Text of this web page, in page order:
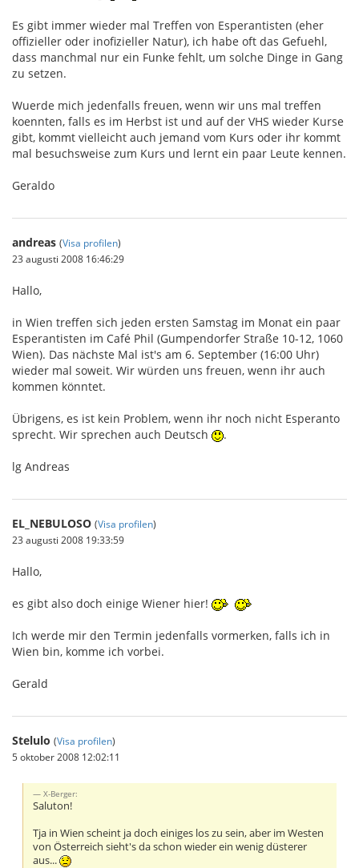
Es gibt immer wieder mal Treffen von Esperantisten (eher
offizieller oder inofizieller Natur), ich habe oft das Gefuehl,
dass manchmal nur ein Funke fehlt, um solche Dinge in Gang
zu setzen.
Wuerde mich jedenfalls freuen, wenn wir uns mal treffen
koennten, falls es im Herbst ist und auf der VHS wieder Kurse
gibt, kommt vielleicht auch jemand vom Kurs oder ihr kommt
mal besuchsweise zum Kurs und lernt ein paar Leute kennen.
Geraldo
andreas (Visa profilen)
23 augusti 2008 16:46:29
Hallo,
in Wien treffen sich jeden ersten Samstag im Monat ein paar
Esperantisten im Café Phil (Gumpendorfer Straße 10-12, 1060
Wien). Das nächste Mal ist's am 6. September (16:00 Uhr)
wieder mal soweit. Wir würden uns freuen, wenn ihr auch
kommen könntet.
Übrigens, es ist kein Problem, wenn ihr noch nicht Esperanto
sprecht. Wir sprechen auch Deutsch
.
lg Andreas
EL_NEBULOSO (Visa profilen)
23 augusti 2008 19:33:59
Hallo,
es gibt also doch einige Wiener hier!
Ich werde mir den Termin jedenfalls vormerken, falls ich in
Wien bin, komme ich vorbei.
Gerald
Stelulo (Visa profilen)
5 oktober 2008 12:02:11
X-Berger:
Saluton!
Tja in Wien scheint ja doch einiges los zu sein, aber im Westen
von Österreich sieht's da schon wieder ein wenig düsterer
aus...